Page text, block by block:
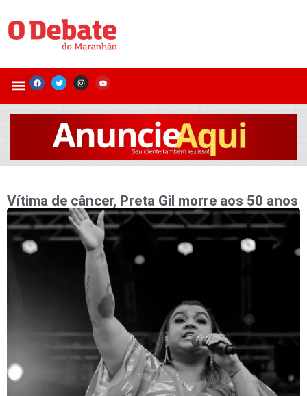
Vítima de câncer, Preta Gil morre aos 50 anos